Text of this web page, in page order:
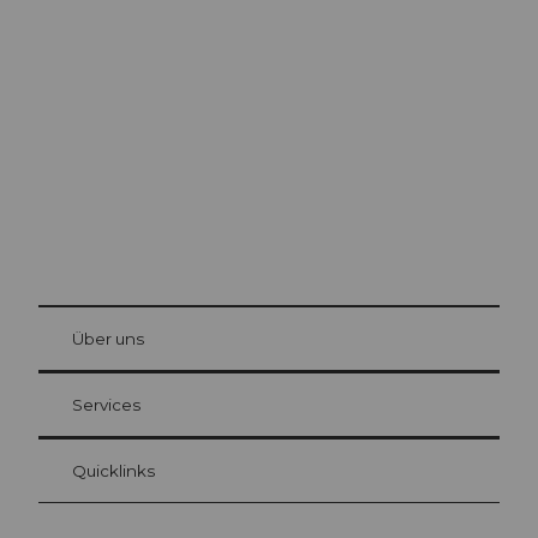
Gästekarte Luzern
Ihre Vorteile als Übernachtungsgast
at Bre
Über uns
Services
Quicklinks